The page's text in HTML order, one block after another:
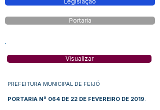
Legislação
Portaria
Visualizar
PREFEITURA MUNICIPAL DE FEIJÓ
PORTARIA Nº 064 DE 22 DE FEVEREIRO DE 2019.